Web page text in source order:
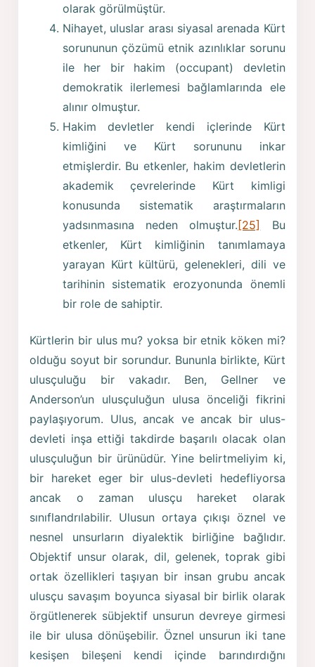
olarak görülmüştür.
Nihayet, uluslar arası siyasal arenada Kürt
sorununun çözümü etnik azınlıklar sorunu
ile her bir hakim (occupant) devletin
demokratik ilerlemesi bağlamlarında ele
alınır olmuştur.
Hakim devletler kendi içlerinde Kürt
kimliğini ve Kürt sorununu inkar
etmişlerdir. Bu etkenler, hakim devletlerin
akademik çevrelerinde Kürt kimligi
konusunda sistematik araştırmaların
yadsınmasına neden olmuştur. [25]
Bu
etkenler, Kürt kimliğinin tanımlamaya
yarayan Kürt kültürü, gelenekleri, dili ve
tarihinin sistematik erozyonunda önemli
bir role de sahiptir.
Kürtlerin bir ulus mu? yoksa bir etnik köken mi?
olduğu soyut bir sorundur. Bununla birlikte, Kürt
ulusçuluğu bir vakadır. Ben, Gellner ve
Anderson’un ulusçuluğun ulusa önceliği fikrini
paylaşıyorum. Ulus, ancak ve ancak bir ulus-
devleti inşa ettiği takdirde başarılı olacak olan
ulusçuluğun bir ürünüdür. Yine belirtmeliyim ki,
bir hareket eger bir ulus-devleti hedefliyorsa
ancak o zaman ulusçu hareket olarak
sınıflandrılabilir. Ulusun ortaya çıkışı öznel ve
nesnel unsurların diyalektik birliğine bağlıdır.
Objektif unsur olarak, dil, gelenek, toprak gibi
ortak özellikleri taşıyan bir insan grubu ancak
ulusçu savaşım boyunca siyasal bir birlik olarak
örgütlenerek sübjektif unsurun devreye girmesi
ile bir ulusa dönüşebilir. Öznel unsurun iki tane
kesişen bileşeni kendi içinde barındırdığnı